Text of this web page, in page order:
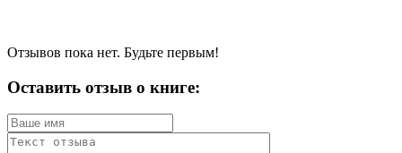
Отзывов пока нет. Будьте первым!
Оставить отзыв о книге: